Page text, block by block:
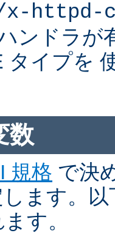
httpd-
ンドラが
タイプを
数
規格 で決
ます。
す。